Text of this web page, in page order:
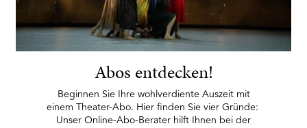
Abos entdecken!
Beginnen Sie Ihre wohlverdiente Auszeit mit
einem Theater-Abo. Hier finden Sie vier Gründe:
Unser Online-Abo-Berater hilft Ihnen bei der